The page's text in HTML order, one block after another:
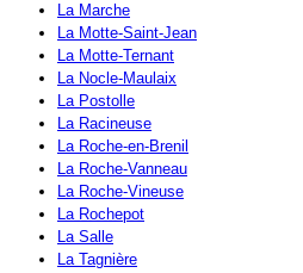
La Marche
La Motte-Saint-Jean
La Motte-Ternant
La Nocle-Maulaix
La Postolle
La Racineuse
La Roche-en-Brenil
La Roche-Vanneau
La Roche-Vineuse
La Rochepot
La Salle
La Tagnière